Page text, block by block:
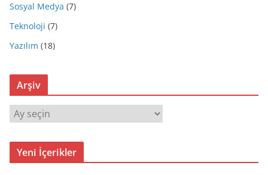
Sosyal Medya (7)
Teknoloji (7)
Yazılım (18)
Arşiv
r
ş
Yeni İçerikler